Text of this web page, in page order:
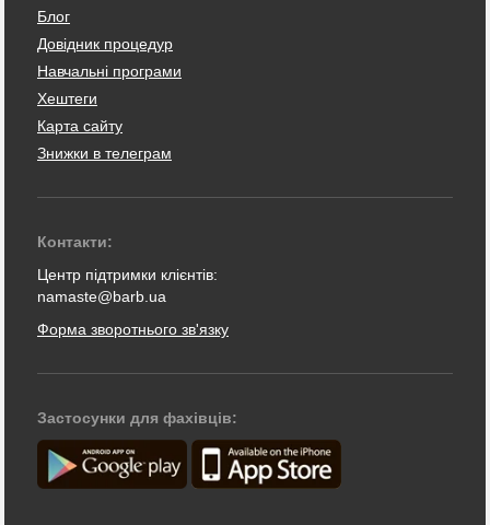
Блог
Довідник процедур
Навчальні програми
Хештеги
Карта сайту
Знижки в телеграм
Контакти:
Центр підтримки клієнтів:
namaste@barb.ua
Форма зворотнього зв'язку
Застосунки для фахівців: